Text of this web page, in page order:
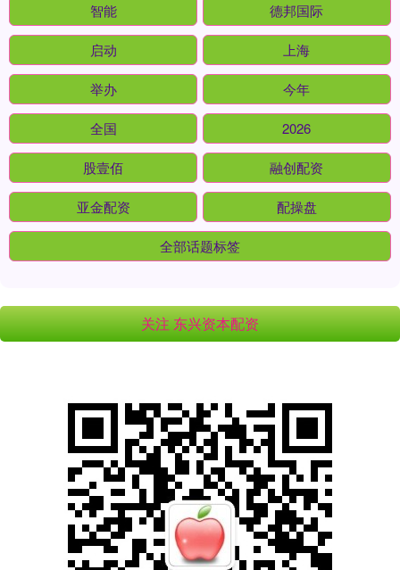
智能 德邦国际
启动 上海
举办 今年
全国 2026
股壹佰 融创配资
亚金配资 配操盘
全部话题标签
关注 东兴资本配资